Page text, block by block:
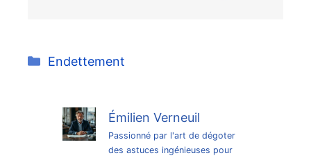
Catégories
Endettement
Émilien Verneuil
Passionné par l'art de dégoter
des astuces ingénieuses pour